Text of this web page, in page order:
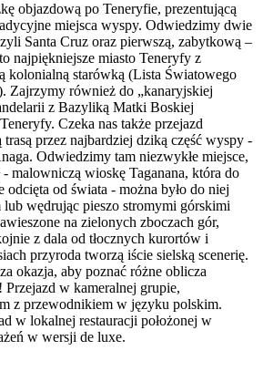
objazdową po Teneryfie, prezentującą
miejsca wyspy. Odwiedzimy dwie
Santa Cruz oraz pierwszą, zabytkową –
najpiękniejsze miasto Teneryfy z
kolonialną starówką (Lista Światowego
Zajrzymy również do „kanaryjskiej
z Bazyliką Matki Boskiej
Czeka nas także przejazd
przez najbardziej dziką część wyspy -
Odwiedzimy tam niezwykłe miejsce,
- malowniczą wioskę Taganana, która do
odcięta od świata - można było do niej
lub wędrując pieszo stromymi górskimi
na zielonych zboczach gór,
z dala od tłocznych kurortów i
przyroda tworzą iście sielską scenerię.
okazja, aby poznać różne oblicza
w kameralnej grupie,
z przewodnikiem w języku polskim.
w lokalnej restauracji położonej w
w wersji de luxe.